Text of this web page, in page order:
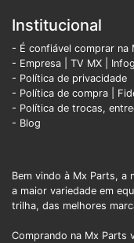
Institucional
- É confiável comprar na
- Empresa
TV MX
- Política de privacidade
- Política de compra |
- Política de trocas,
- Blog
Bem vindo à Mx Parts,
a maior variedade em
trilha, das melhores
Comprando na Mx Parts